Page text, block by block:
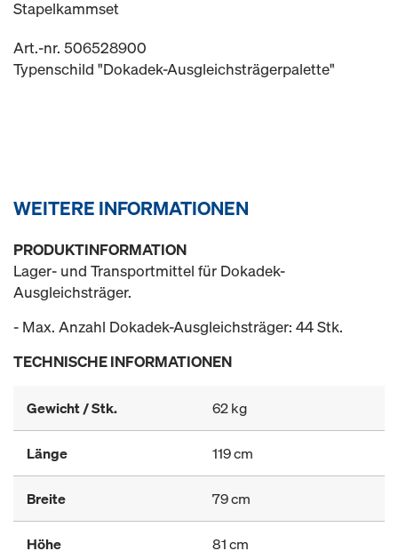
Stapelkammset
Art.-nr. 506528900
Typenschild "Dokadek-Ausgleichsträgerpalette"
WEITERE INFORMATIONEN
PRODUKTINFORMATION
Lager- und Transportmittel für Dokadek-
Ausgleichsträger.
- Max. Anzahl Dokadek-Ausgleichsträger: 44 Stk.
TECHNISCHE INFORMATIONEN
Gewicht / Stk. 62 kg
Länge 119 cm
Breite 79 cm
Höhe 81 cm